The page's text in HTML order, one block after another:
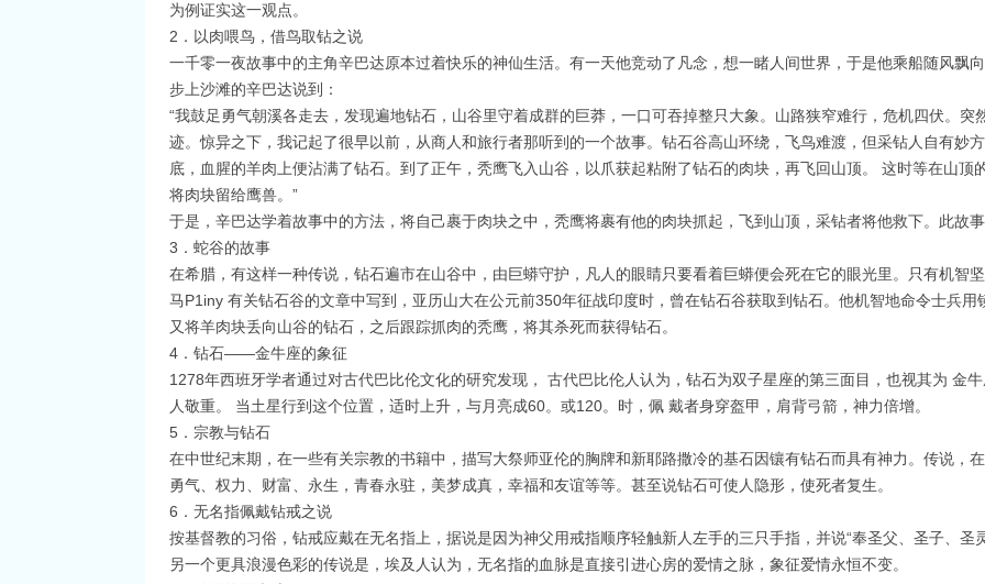
为例证实这一观点。
2．以肉喂鸟，借鸟取钻之说
一千零一夜故事中的主角辛巴达原本过着快乐的神仙生活。有一天他竞动了凡念，想一睹人间世界，于是他乘船随风飘
步上沙滩的辛巴达说到：
“我鼓足勇气朝溪各走去，发现遍地钻石，山谷里守着成群的巨莽，一口可吞掉整只大象。山路狭窄难行，危机四伏。
迹。惊异之下，我记起了很早以前，从商人和旅行者那听到的一个故事。钻石谷高山环绕，飞鸟难渡，但采钻人自有
底，血腥的羊肉上便沾满了钻石。到了正午，秃鹰飞入山谷，以爪获起粘附了钻石的肉块，再飞回山顶。 这时等在山顶
将肉块留给鹰兽。”
于是，辛巴达学着故事中的方法，将自己裹于肉块之中，秃鹰将裹有他的肉块抓起，飞到山顶，采钻者将他救下。此故
3．蛇谷的故事
在希腊，有这样一种传说，钻石遍市在山谷中，由巨蟒守护，凡人的眼睛只要看着巨蟒便会死在它的眼光里。只有机智
马P1iny 有关钻石谷的文章中写到，亚历山大在公元前350年征战印度时，曾在钻石谷获取到钻石。他机智地命令士兵
又将羊肉块丢向山谷的钻石，之后跟踪抓肉的秃鹰，将其杀死而获得钻石。
4．钻石——金牛座的象征
1278年西班牙学者通过对古代巴比伦文化的研究发现， 古代巴比伦人认为，钻石为双子星座的第三面目，也视其为 金
人敬重。 当土星行到这个位置，适时上升，与月亮成60。或120。时，佩 戴者身穿盔甲，肩背弓箭，神力倍增。
5．宗教与钻石
在中世纪末期，在一些有关宗教的书籍中，描写大祭师亚伦的胸牌和新耶路撒冷的基石因镶有钻石而具有神力。传说，
勇气、权力、财富、永生，青春永驻，美梦成真，幸福和友谊等等。甚至说钻石可使人隐形，使死者复生。
6．无名指佩戴钻戒之说
按基督教的习俗，钻戒应戴在无名指上，据说是因为神父用戒指顺序轻触新人左手的三只手指，并说“奉圣父、圣子、圣
另一个更具浪漫色彩的传说是，埃及人认为，无名指的血脉是直接引进心房的爱情之脉，象征爱情永恒不变。